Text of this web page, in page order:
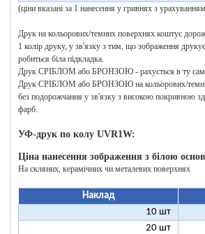
(ціни вказані за 1 нанесення у гривнях з
Друк на кольорових/темних поверхнях коштує
1 колір друку, у зв'язку з тим, що зображення
робиться біла підкладка.
Друк СРІБЛОМ або БРОНЗОЮ - рахується в ту саму
Друк СРІБЛОМ або БРОНЗОЮ на кольорових/
без подорожчання у зв'язку з високою покривною
фарб.
УФ-друк по колу UVR1W:
Ціна нанесення зображення з білою
На скляних, керамічних чи металевих поверхнях
Наклад
10 шт
20 шт